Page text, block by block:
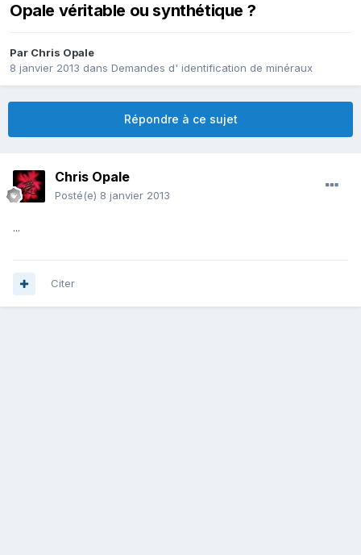
Opale véritable ou synthétique ?
Par Chris Opale
8 janvier 2013 dans Demandes d' identification de minéraux
Répondre à ce sujet
Chris Opale
Posté(e) 8 janvier 2013
...
Citer